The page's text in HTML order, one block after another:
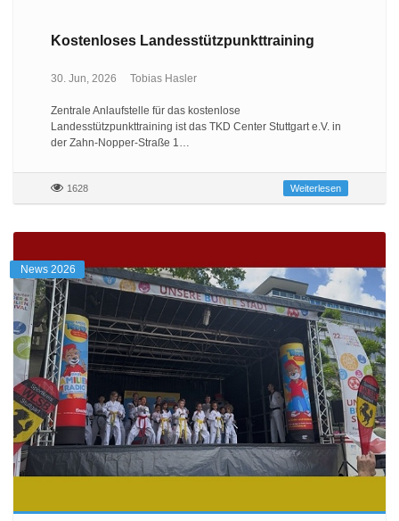
Kostenloses Landesstützpunkttraining
30. Jun, 2026 Tobias Hasler
Zentrale Anlaufstelle für das kostenlose
Landesstützpunkttraining ist das TKD Center Stuttgart e.V. in
der Zahn-Nopper-Straße 1…
1628 Weiterlesen
News 2026